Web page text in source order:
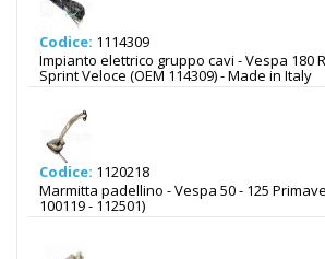
Codice: 1114309
Impianto elettrico gruppo cavi - Vespa 180
Sprint Veloce (OEM 114309) - Made in Italy
Codice: 1120218
Marmitta padellino - Vespa 50 - 125
100119 - 112501)